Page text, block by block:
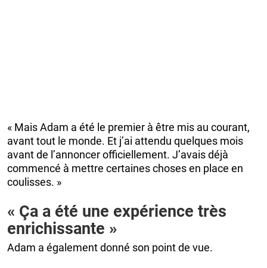
« Mais Adam a été le premier à être mis au courant,
avant tout le monde. Et j’ai attendu quelques mois
avant de l’annoncer officiellement. J’avais déjà
commencé à mettre certaines choses en place en
coulisses. »
« Ça a été une expérience très
enrichissante »
Adam a également donné son point de vue.